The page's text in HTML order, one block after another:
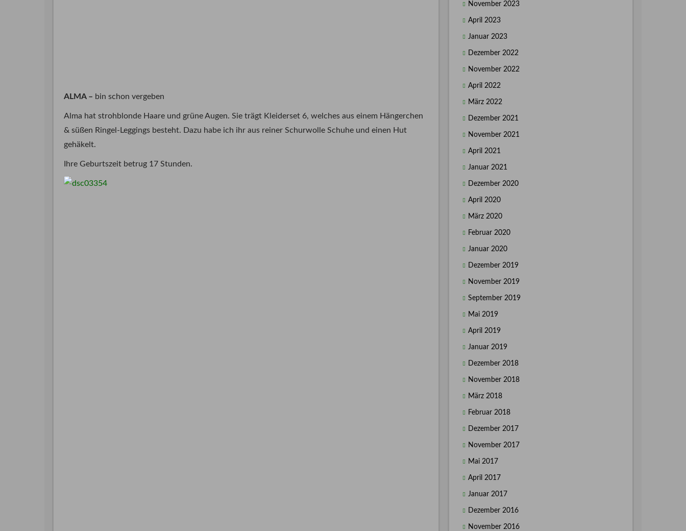
ALMA – bin schon vergeben
Alma hat strohblonde Haare und grüne Augen. Sie trägt Kleiderset 6, welches aus einem Hängerchen
& süßen Ringel-Leggings besteht. Dazu habe ich ihr aus reiner Schurwolle Schuhe und einen Hut
gehäkelt.
Ihre Geburtszeit betrug 17 Stunden.
November 2023
April 2023
Januar 2023
Dezember 2022
November 2022
April 2022
März 2022
Dezember 2021
November 2021
April 2021
Januar 2021
Dezember 2020
April 2020
März 2020
Februar 2020
Januar 2020
Dezember 2019
November 2019
September 2019
Mai 2019
April 2019
Januar 2019
Dezember 2018
November 2018
März 2018
Februar 2018
Dezember 2017
November 2017
Mai 2017
April 2017
Januar 2017
Dezember 2016
November 2016